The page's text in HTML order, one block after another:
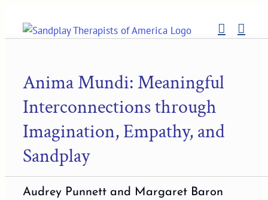
content
Anima Mundi: Meaningful
Interconnections through
Imagination, Empathy, and
Sandplay
Audrey Punnett and Margaret Baron